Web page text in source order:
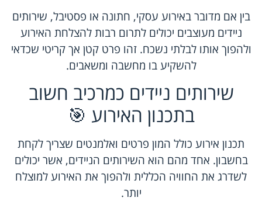
בין אם מדובר באירוע עסקי, חתונה או פסטיבל, שירותים
ניידים מעוצבים יכולים לתרום רבות להצלחת האירוע
ולהפוך אותו לבלתי נשכח. זהו פרט קטן אך קריטי שכדאי
להשקיע בו מחשבה ומשאבים.
שירותים ניידים כמרכיב חשוב
בתכנון האירוע 🎯
תכנון אירוע כולל המון פרטים ואלמנטים שצריך לקחת
בחשבון. אחד מהם הוא השירותים הניידים, אשר יכולים
לשדרג את החוויה הכללית ולהפוך את האירוע למוצלח
יותר.